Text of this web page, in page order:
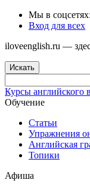
Мы в соцсетях:
Вход для всех
iloveenglish.ru —
Искать
Курсы английского
Обучение
Статьи
Упражнения
Английская
Топики
Афиша